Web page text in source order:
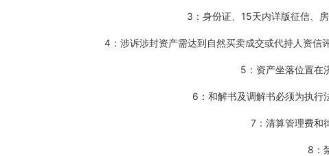
3：身份证、15天内详版征信、
4：涉诉涉封资产需达到自然买卖成交或代持人资信
5：资产坐落位置在
6：和解书及调解书必须为执行
7：清算管理费和
8：